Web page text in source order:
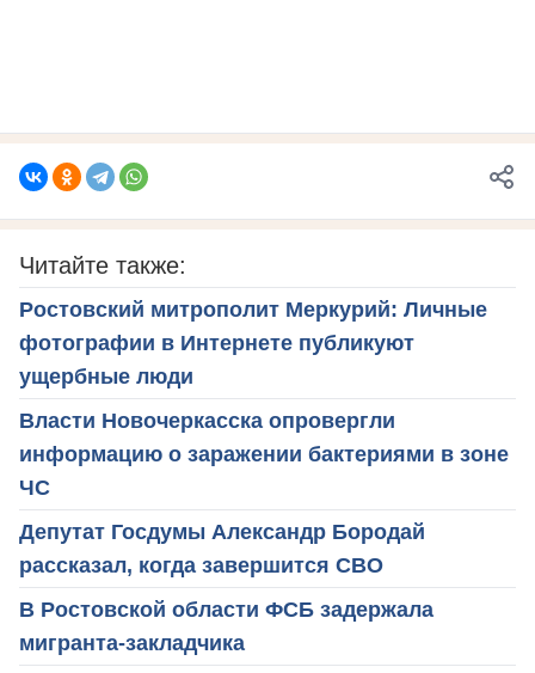
Читайте также:
Ростовский митрополит Меркурий: Личные
фотографии в Интернете публикуют
ущербные люди
Власти Новочеркасска опровергли
информацию о заражении бактериями в зоне
ЧС
Депутат Госдумы Александр Бородай
рассказал, когда завершится СВО
В Ростовской области ФСБ задержала
мигранта-закладчика